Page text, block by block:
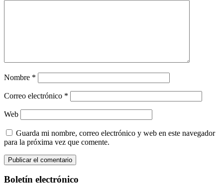
Nombre *
Correo electrónico *
Web
Guarda mi nombre, correo electrónico y web en este navegador
para la próxima vez que comente.
Boletín electrónico